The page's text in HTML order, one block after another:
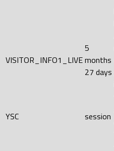
VISITOR_INFO1_LIVE
5
months
27 days
YSC session